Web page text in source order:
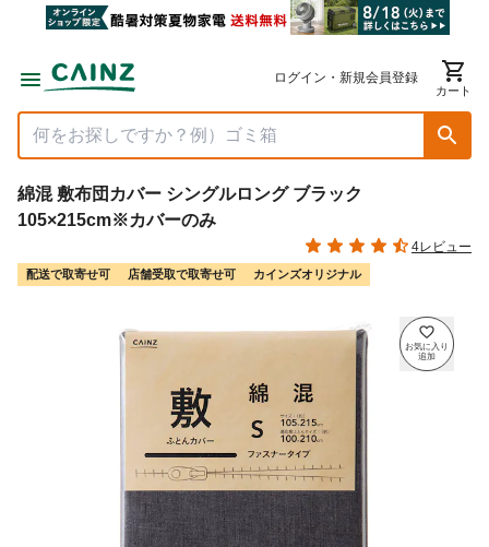
ログイン・新規会員登録
カート
綿混 敷布団カバー シングルロング ブラック
105×215cm※カバーのみ
4レビュー
配送で取寄せ可 店舗受取で取寄せ可 カインズオリジナル